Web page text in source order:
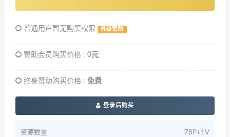
普通用户暂无购买权限 升级赞助
赞助会员购买价格 : 0元
终身赞助购买价格 : 免费
登录后购买
资源数量 78P+1V